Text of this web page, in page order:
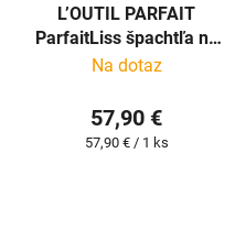
L’OUTIL PARFAIT
ParfaitLiss špachtľa na
stierku 80cm
Na dotaz
57,90 €
Jednotková
57,90 € / 1 ks